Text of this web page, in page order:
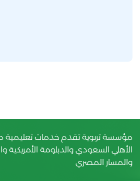
مؤسسة تربوية تقدم خدمات تعليمية
الأهلي السعودي والدبلومة الأمريكية
والمسار المصري